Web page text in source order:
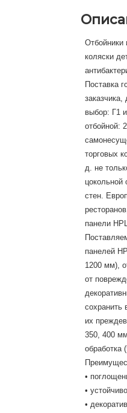
Отбойники
коляски
Поставка
выбор: Г1
отбойной:
торговых
д. не
цокольной
стен.
панели
панелей
1200 мм),
от
сохранить
их
350, 400
обработка
•
•
•